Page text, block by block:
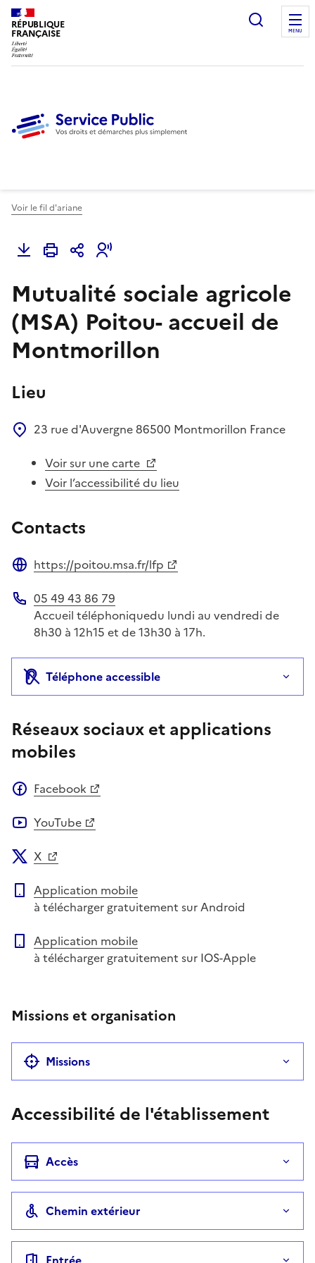
RÉPUBLIQUE
FRANÇAISE
Ouvrir
MENU
Voir le fil d'ariane
Mutualité sociale agricole
(MSA) Poitou- accueil de
Montmorillon
Lieu
23 rue d'Auvergne86500 Montmorillon France
Voir sur une carte
Voir l’accessibilité du lieu
Contacts
https://poitou.msa.fr/lfp
Téléphone
05 49 43 86 79
Accueil téléphoniquedu lundi au vendredi de
8h30 à 12h15 et de 13h30 à 17h.
Téléphone accessible
Réseaux sociaux et applications
mobiles
Facebook
YouTube
X
Application mobile
à télécharger gratuitement sur Android
Application mobile
à télécharger gratuitement sur IOS-Apple
Missions et organisation
Missions
Accessibilité de l'établissement
Accès
Chemin extérieur